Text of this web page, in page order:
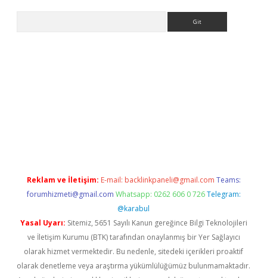
Reklam ve İletişim: E-mail: backlinkpaneli@gmail.com Teams:
forumhizmeti@gmail.com Whatsapp: 0262 606 0 726 Telegram:
@karabul
Yasal Uyarı: Sitemiz, 5651 Sayılı Kanun gereğince Bilgi Teknolojileri
ve İletişim Kurumu (BTK) tarafından onaylanmış bir Yer Sağlayıcı
olarak hizmet vermektedir. Bu nedenle, sitedeki içerikleri proaktif
olarak denetleme veya araştırma yükümlülüğümüz bulunmamaktadır.